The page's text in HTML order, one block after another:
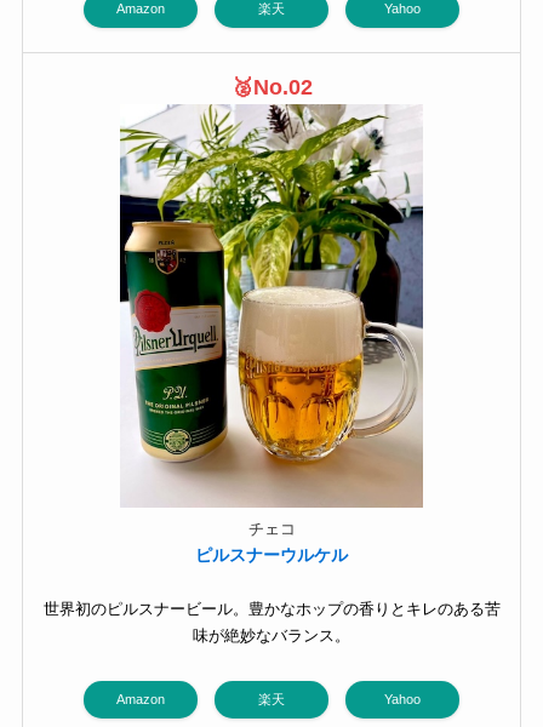
Amazon 楽天 Yahoo
🥈No.02
チェコ
ピルスナーウルケル
世界初のピルスナービール。豊かなホップの香りとキレのある苦
味が絶妙なバランス。
Amazon 楽天 Yahoo